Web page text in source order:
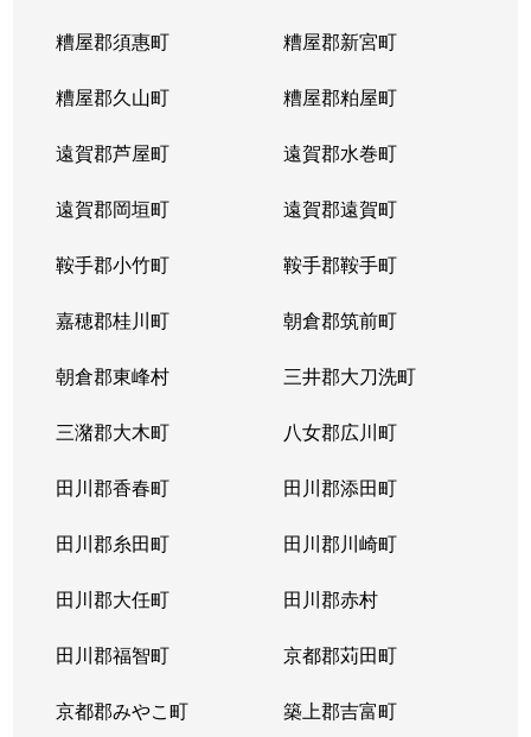
糟屋郡須惠町 糟屋郡新宮町
糟屋郡久山町 糟屋郡粕屋町
遠賀郡芦屋町 遠賀郡水巻町
遠賀郡岡垣町 遠賀郡遠賀町
鞍手郡小竹町 鞍手郡鞍手町
嘉穂郡桂川町 朝倉郡筑前町
朝倉郡東峰村 三井郡大刀洗町
三潴郡大木町 八女郡広川町
田川郡香春町 田川郡添田町
田川郡糸田町 田川郡川崎町
田川郡大任町 田川郡赤村
田川郡福智町 京都郡苅田町
京都郡みやこ町 築上郡吉富町